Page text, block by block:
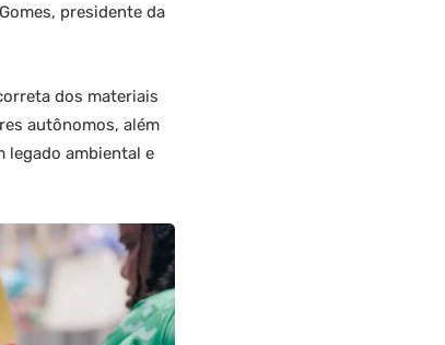
presidente da
dos materiais
autônomos, além
legado ambiental e